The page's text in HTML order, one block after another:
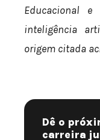
Educacional
inteligência
origem citada
Dê o
carreira